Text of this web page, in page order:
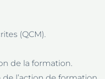
(QCM).
de la formation.